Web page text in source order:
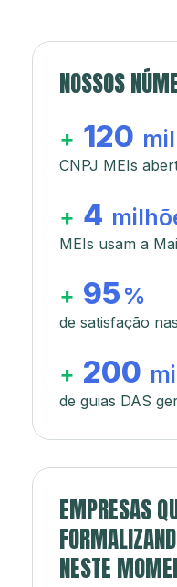
NOSSOS
+ 120 mil
CNPJ MEIs
+ 4
MEIs usam a
+ 95 %
de satisfação
+ 200
de guias DAS
EMPRESAS
NESTE